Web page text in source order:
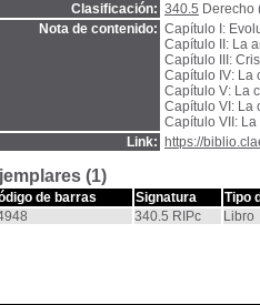
Clasificación: 340.5 Derecho
Nota de contenido: Capítulo I:
Capítulo II: La
Capítulo III:
Capítulo IV: La
Capítulo V: La
Capítulo VI: La
Capítulo VII:
Link:
https://
(1)
de barras Signatura
Tipo
340.5 RIPc Libro